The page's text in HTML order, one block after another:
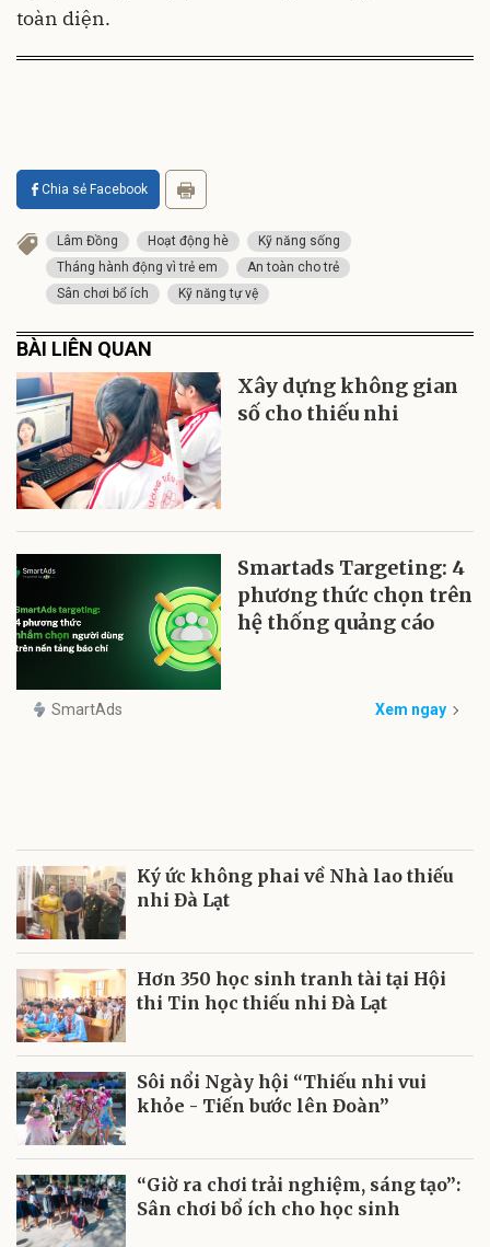
toàn diện.
Chia sẻ Facebook
Lâm Đồng Hoạt động hè
Kỹ năng sống
Tháng hành động vì trẻ em
An toàn cho trẻ
Sân chơi bổ ích
Kỹ năng tự vệ
BÀI LIÊN QUAN
Xây dựng không gian
số cho thiếu nhi
Smartads Targeting: 4
phương thức chọn trên
hệ thống quảng cáo
SmartAds Xem ngay
Ký ức không phai về Nhà lao thiếu
nhi Đà Lạt
Hơn 350 học sinh tranh tài tại Hội
thi Tin học thiếu nhi Đà Lạt
Sôi nổi Ngày hội “Thiếu nhi vui
khỏe - Tiến bước lên Đoàn”
“Giờ ra chơi trải nghiệm, sáng tạo”:
Sân chơi bổ ích cho học sinh